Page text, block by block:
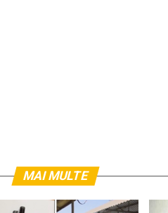
MAI MULTE